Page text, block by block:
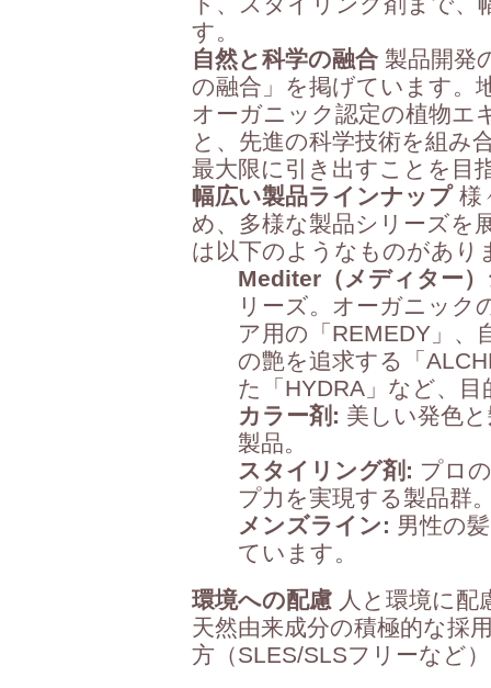
す。
自然と科学の融合 製品開発
の融合」を掲げています。
オーガニック認定の植物エ
と、先進の科学技術を組み
最大限に引き出すことを目
幅広い製品ラインナップ様
め、多様な製品シリーズを
は以下のようなものがあり
Mediter（メディター
リーズ。オーガニック
ア用の「REMEDY」、
の艶を追求する「
た「HYDRA」など、
カラー剤: 美しい発色
製品。
スタイリング剤: プロ
プ力を実現する製品群
メンズライン: 男性の
ています。
環境への配慮 人と環境に配
天然由来成分の積極的な採
方（SLES/SLSフリーなど